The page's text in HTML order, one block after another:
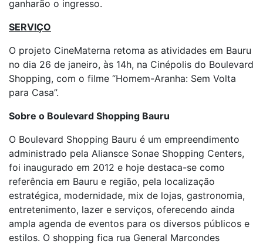
ganharão o ingresso.
SERVIÇO
O projeto CineMaterna retoma as atividades em Bauru
no dia 26 de janeiro, às 14h, na Cinépolis do Boulevard
Shopping, com o filme “Homem-Aranha: Sem Volta
para Casa”.
Sobre o Boulevard Shopping Bauru
O Boulevard Shopping Bauru é um empreendimento
administrado pela Aliansce Sonae Shopping Centers,
foi inaugurado em 2012 e hoje destaca-se como
referência em Bauru e região, pela localização
estratégica, modernidade, mix de lojas, gastronomia,
entretenimento, lazer e serviços, oferecendo ainda
ampla agenda de eventos para os diversos públicos e
estilos. O shopping fica rua General Marcondes